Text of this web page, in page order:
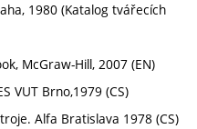
1980 (Katalog tvářecích
McGraw-Hill, 2007 (EN)
VUT Brno,1979 (CS)
Alfa Bratislava 1978 (CS)